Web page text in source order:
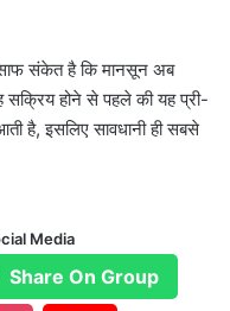
साफ संकेत है कि मानसून अब
सक्रिय होने से पहले की यह प्री-
है, इसलिए सावधानी ही सबसे
Media
Share On Group